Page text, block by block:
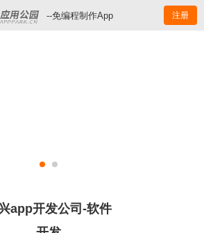
--免编程制作App 注册
app开发公司-软件